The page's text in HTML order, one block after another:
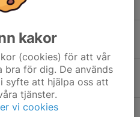
veteraner har lämnat oss
9 maj
kakor
(cookies) för att vår
bra för dig. De används
syfte att hjälpa oss att
tjänster.
vi cookies